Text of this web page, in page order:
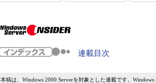
連載目次
本稿は、Windows 2000 Serverを対象とした連載です。